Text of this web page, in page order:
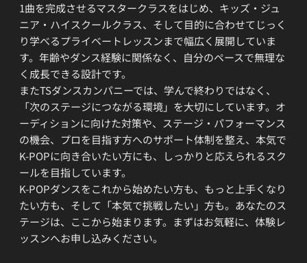
1曲を完成させるマスタークラスをはじめ、キッズ・ジュ
ニア・ハイスクールクラス、そして目的に合わせてじっく
り学べるプライベートレッスンまで幅広く展開していま
す。年齢やダンス経験に関係なく、自分のペースで無理な
く成長できる設計です。
またTSダンスカンパニーでは、学んで終わりではなく、
「次のステージにつながる環境」を大切にしています。オ
ーディションに向けた対策や、ステージ・パフォーマンス
の機会、プロを目指す方へのサポート体制を整え、本気で
K-POPに向き合いたい方にも、しっかりと応えられるスク
ールを目指しています。
K-POPダンスをこれから始めたい方も、もっと上手くなり
たい方も、そして「本気で挑戦したい」方も。あなたのス
テージは、ここから始まります。まずはお気軽に、体験レ
ッスンへお申し込みください。